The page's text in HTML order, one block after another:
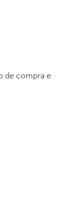
de compra e